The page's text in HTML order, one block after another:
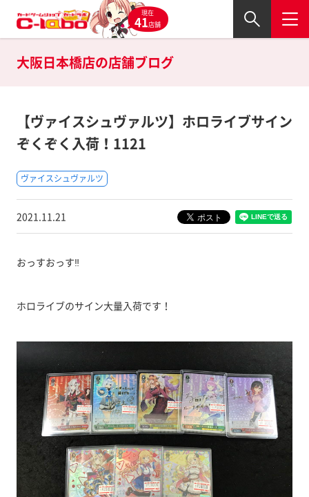
現在
41店舗
大阪日本橋店の店舗ブログ
【ヴァイスシュヴァルツ】ホロライブサイン
ぞくぞく入荷！1121
ヴァイスシュヴァルツ
2021.11.21
おっすおっす‼
ホロライブのサイン大量入荷です！